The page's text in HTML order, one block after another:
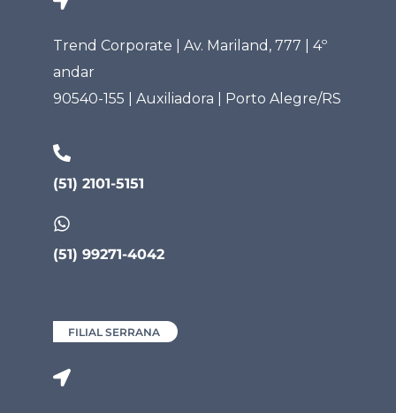
Trend Corporate | Av. Mariland, 777 | 4º
andar
90540-155 | Auxiliadora | Porto Alegre/RS
(51) 2101-5151
(51) 99271-4042
FILIAL SERRANA